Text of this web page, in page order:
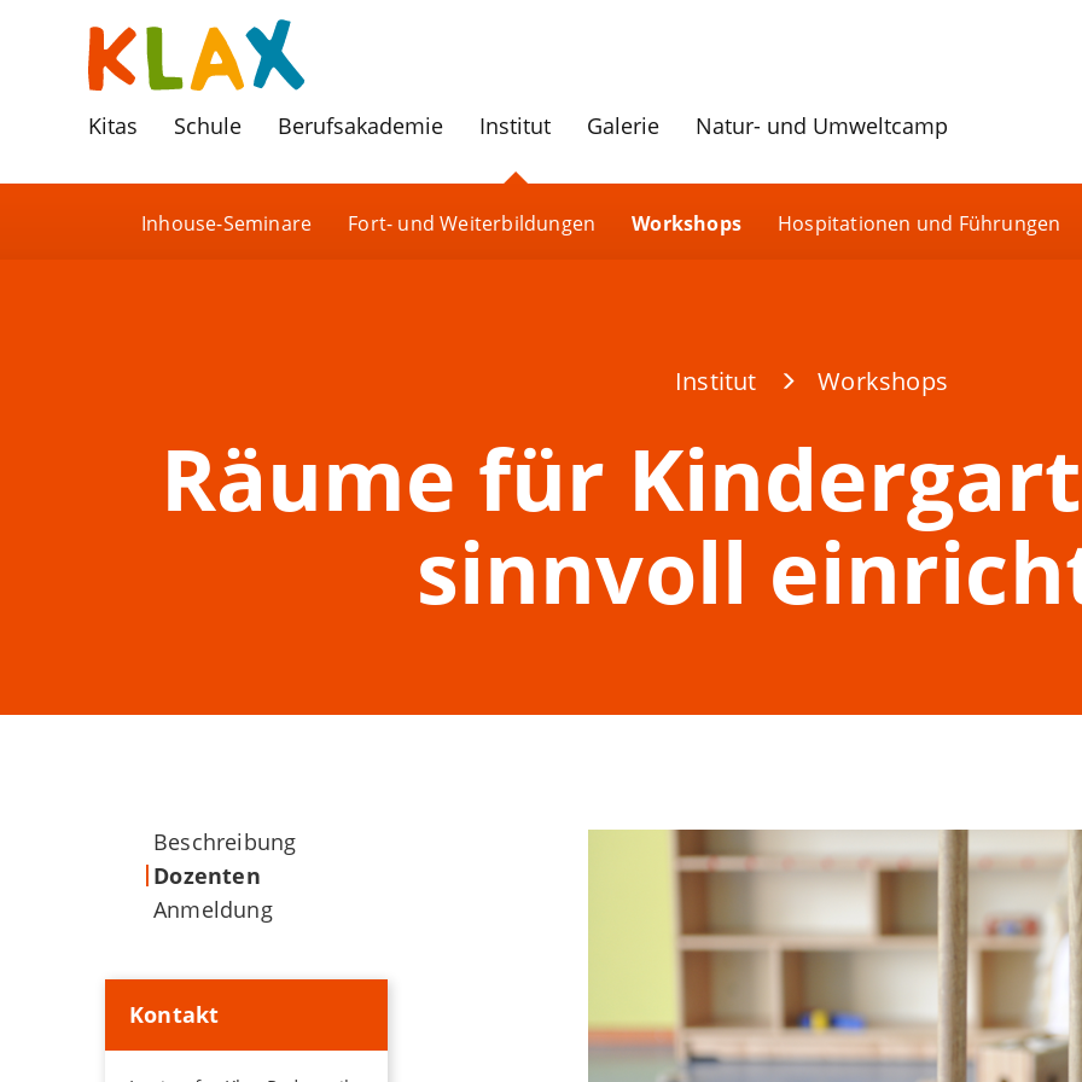
Kitas Schule Berufsakademie Institut
Inhouse-Seminare Fort- und Weiterbildungen Workshops Hospitationen und Führungen
Galerie Natur- und Umweltcamp
Institut Workshops
Räume für
sinnvoll
Beschreibung
Dozenten
Anmeldung
Kontakt